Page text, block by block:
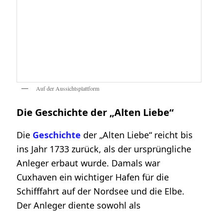
Auf der Aussichtsplattform
Die Geschichte der „Alten Liebe“
Die Geschichte der „Alten Liebe“ reicht bis
ins Jahr 1733 zurück, als der ursprüngliche
Anleger erbaut wurde. Damals war
Cuxhaven ein wichtiger Hafen für die
Schifffahrt auf der Nordsee und die Elbe.
Der Anleger diente sowohl als